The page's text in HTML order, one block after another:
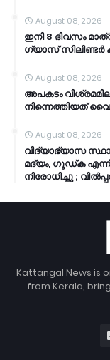
August 08, 2026
ഇനി 8 ദിവസം
ഗ്യാസ് സിലിണ്ടര്‍
August 08, 2026
അപകടം
നിന്നെത്തിയത്
August 08, 2026
വിദ്യാഭ്യാസ
മദ്യം, ഗുഡ്ക
നിരോധിച്ചു ;
Kattangal News is
from Kerala,